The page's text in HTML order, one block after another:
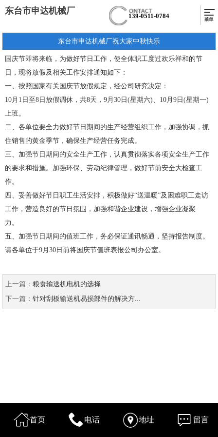
东台市申达机械厂
139-0511-0784
东台市申达机械厂祝大家中秋快乐
国庆节即将来临，为做好节日工作，使全体职工度过欢乐祥和的节
日，现将放假及相关工作安排通知如下：
一、按照国家有关国庆节放假规定，经公司研究决定：
10月1日至8日放假调休，共8天，9月30日(星期六)、10月9日(星期一)
上班。
二、各单位要全力做好节日期间的生产经营组织工作，加强协调，抓
住销售的黄金季节，确保生产经营任务完成。
三、加强节日期间的安全生产工作，认真贯彻落实各项安全生产工作
的要求和措施。加强环保、劳动纪律管理，做好节前安全大检查工
作。
四、妥善做好节日职工生活安排，积极做好“送温暖”及困难职工走访
工作，营造良好的节日氛围，加强和谐企业建设，增强企业凝聚
力。
五、加强节日期间的值班工作，务必保证通讯畅通，坚持报告制度。
请各单位于9月30日前将国庆节值班表报公司办公室。
上一篇： 粮食输送机电机的选择
下一篇： 针对刮板输送机易损部件的解决方...
首页 电话 地址 留言